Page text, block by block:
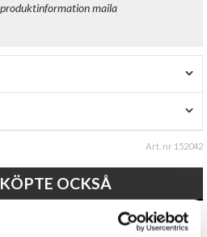
maila
Art. nr 152042
OCKSÅ